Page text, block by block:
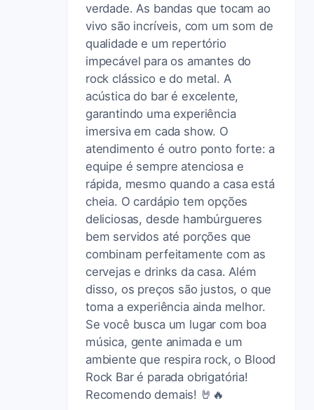
verdade. As bandas que tocam ao
vivo são incríveis, com um som de
qualidade e um repertório
impecável para os amantes do
rock clássico e do metal. A
acústica do bar é excelente,
garantindo uma experiência
imersiva em cada show. O
atendimento é outro ponto forte: a
equipe é sempre atenciosa e
rápida, mesmo quando a casa está
cheia. O cardápio tem opções
deliciosas, desde hambúrgueres
bem servidos até porções que
combinam perfeitamente com as
cervejas e drinks da casa. Além
disso, os preços são justos, o que
torna a experiência ainda melhor.
Se você busca um lugar com boa
música, gente animada e um
ambiente que respira rock, o Blood
Rock Bar é parada obrigatória!
Recomendo demais! 🤘🔥